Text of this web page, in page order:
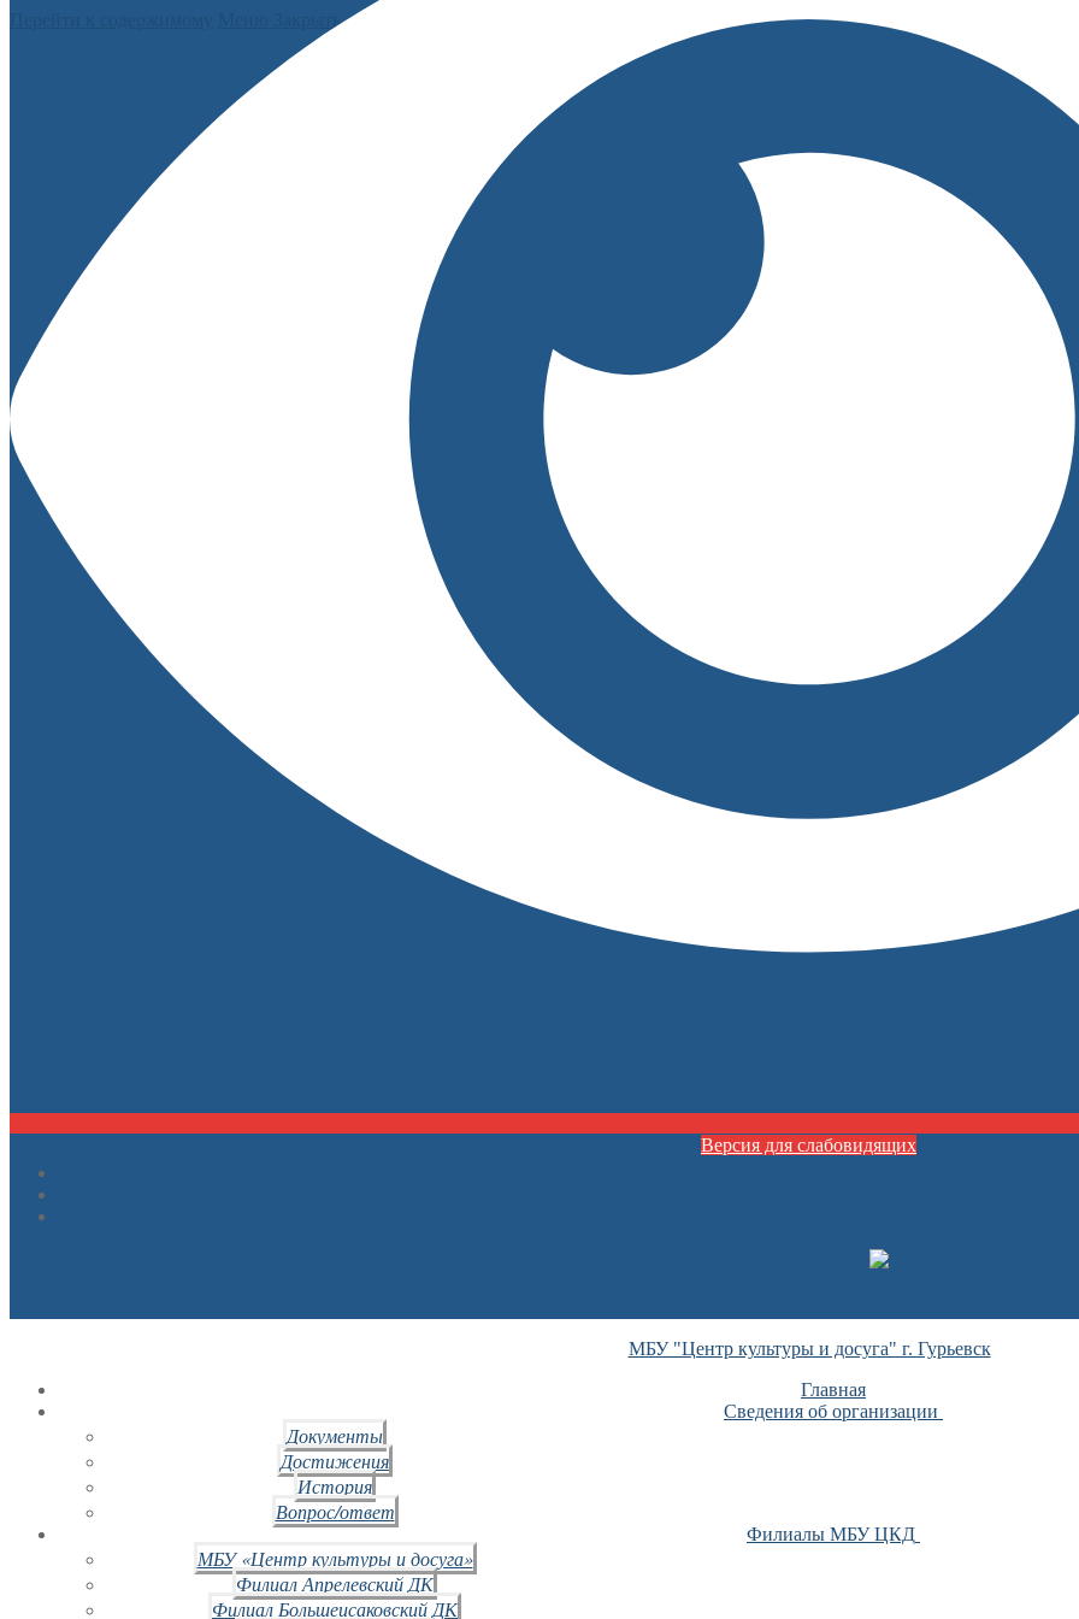
Закрыть
Версия для слабовидящих
МБУ "Центр культуры и досуга" г. Гурьевск
Главная
Сведения об организации
Документы
Достижения
История
Вопрос/ответ
Филиалы МБУ ЦКД
МБУ «Центр культуры и досуга»
Филиал Апрелевский ДК
Филиал Большеисаковский ДК